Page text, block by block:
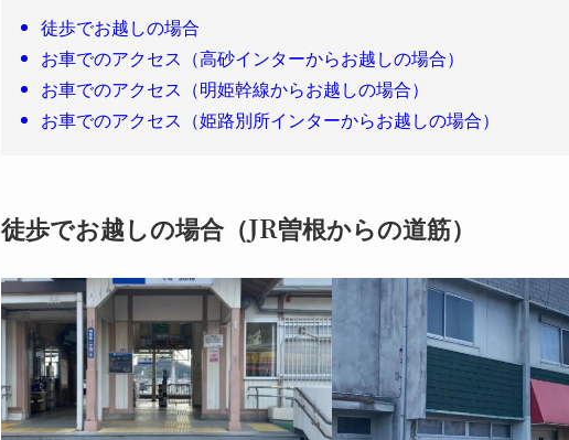
徒歩でお越しの場合
お車でのアクセス（高砂インターからお越しの場合）
お車でのアクセス（明姫幹線からお越しの場合）
お車でのアクセス（姫路別所インターからお越しの場合）
徒歩でお越しの場合（JR曽根からの道筋）